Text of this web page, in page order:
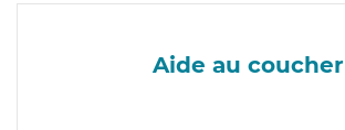
Aide au coucher